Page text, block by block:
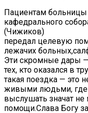
Пациентам
кафедрального
(Чижиков)
передал целевую
лежачих
Эти скромные дары
тех, кто оказался в
такая поездка — это
живыми людьми, где
выслушать значат
помощи.Слава Богу